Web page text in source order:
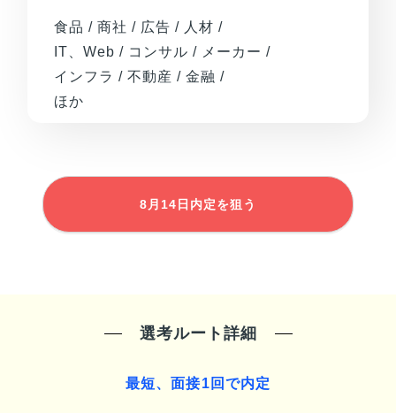
食品 / 商社 / 広告 / 人材 /
IT、Web / コンサル / メーカー /
インフラ / 不動産 / 金融 /
ほか
8月14日 内定を狙う
選考ルート詳細
最短、面接1回で内定